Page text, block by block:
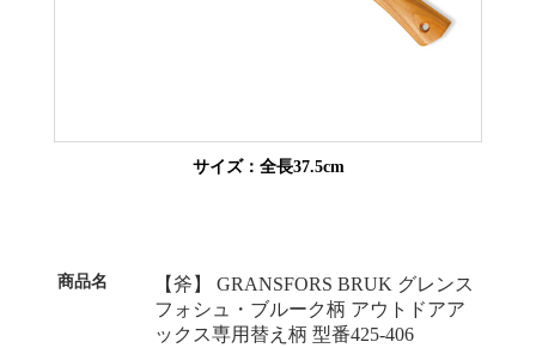
サイズ：全長37.5cm
商品名
【斧】 GRANSFORS BRUK グレンス
フォシュ・ブルーク柄 アウトドアア
ックス専用替え柄 型番425-406